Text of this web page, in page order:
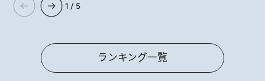
1 / 5
ランキング一覧